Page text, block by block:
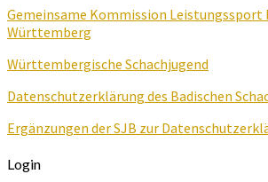
Gemeinsame Kommission Leistungssport
Württemberg
Württembergische Schachjugend
Datenschutzerklärung des Badischen
Ergänzungen der SJB zur
Login